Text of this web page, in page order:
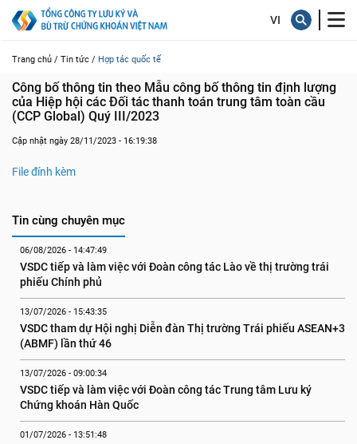
Trang chủ / Tin tức / Hợp tác quốc tế
Công bố thông tin theo Mẫu công bố thông tin định lượng
của Hiệp hội các Đối tác thanh toán trung tâm toàn cầu
(CCP Global) Quý III/2023
Cập nhật ngày 28/11/2023 - 16:19:38
File đính kèm
Tin cùng chuyên mục
06/08/2026 - 14:47:49
VSDC tiếp và làm việc với Đoàn công tác Lào về thị trường trái
phiếu Chính phủ
13/07/2026 - 15:43:35
VSDC tham dự Hội nghị Diễn đàn Thị trường Trái phiếu ASEAN+3
(ABMF) lần thứ 46
13/07/2026 - 09:00:34
VSDC tiếp và làm việc với Đoàn công tác Trung tâm Lưu ký
Chứng khoán Hàn Quốc
01/07/2026 - 13:51:48